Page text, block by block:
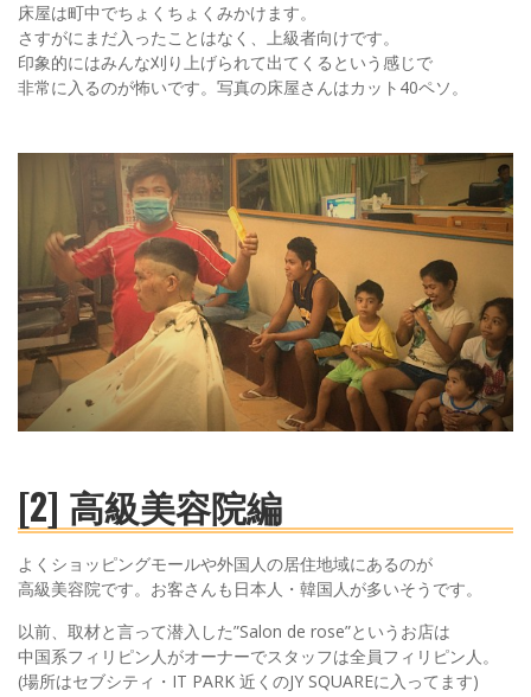
床屋は町中でちょくちょくみかけます。
さすがにまだ入ったことはなく、上級者向けです。
印象的にはみんな刈り上げられて出てくるという感じで
非常に入るのが怖いです。写真の床屋さんはカット40ペソ。
[2] 高級美容院編
よくショッピングモールや外国人の居住地域にあるのが
高級美容院です。お客さんも日本人・韓国人が多いそうです。
以前、取材と言って潜入した”Salon de rose”というお店は
中国系フィリピン人がオーナーでスタッフは全員フィリピン人。
(場所はセブシティ・IT PARK 近くのJY SQUAREに入ってます)